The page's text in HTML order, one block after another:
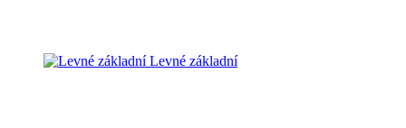
Levné základní